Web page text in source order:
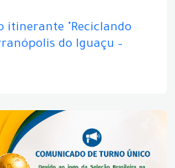
itinerante "Reciclando
do Iguaçu –